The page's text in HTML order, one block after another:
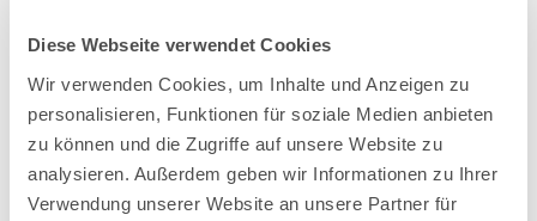
Diese Webseite verwendet Cookies
Wir verwenden Cookies, um Inhalte und Anzeigen zu
personalisieren, Funktionen für soziale Medien anbieten
zu können und die Zugriffe auf unsere Website zu
analysieren. Außerdem geben wir Informationen zu Ihrer
Verwendung unserer Website an unsere Partner für
nur als PDF-Datei zur Verfügung. Aus technischen
Gründen können wir Ihnen ältere Ausgaben an dieser Stelle
nicht als einzelne Artikel anbieten.
Zur aktuellen PDF-Ausgabe